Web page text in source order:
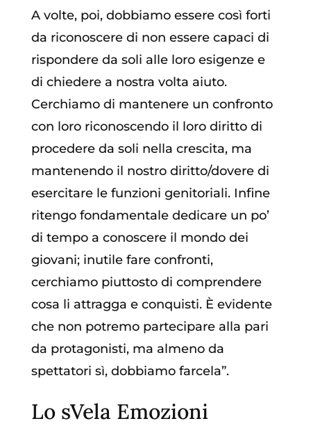
A volte, poi, dobbiamo essere così forti
da riconoscere di non essere capaci di
rispondere da soli alle loro esigenze e
di chiedere a nostra volta aiuto.
Cerchiamo di mantenere un confronto
con loro riconoscendo il loro diritto di
procedere da soli nella crescita, ma
mantenendo il nostro diritto/dovere di
esercitare le funzioni genitoriali. Infine
ritengo fondamentale dedicare un po’
di tempo a conoscere il mondo dei
giovani; inutile fare confronti,
cerchiamo piuttosto di comprendere
cosa li attragga e conquisti. È evidente
che non potremo partecipare alla pari
da protagonisti, ma almeno da
spettatori sì, dobbiamo farcela”.
Lo sVela Emozioni